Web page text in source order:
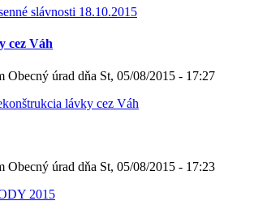
slávnosti 18.10.2015
cez Váh
Obecný úrad dňa St, 05/08/2015 - 17:27
lávky cez Váh
Obecný úrad dňa St, 05/08/2015 - 17:23
2015